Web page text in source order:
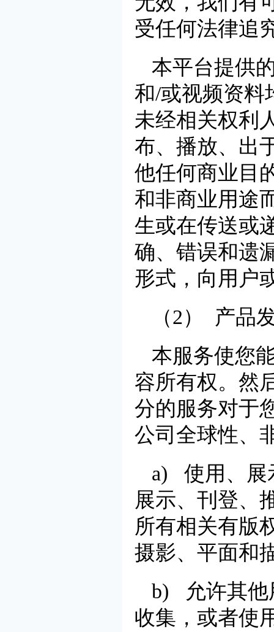
受任何法律追
本平台提供
和/或视频资料
未经相关权利
布、播放、出
他任何商业目
和非商业用途
生或在传送或
确、错误和遗
形式，向用户
（2） 产品
本服务使您
容所有权。然
分的服务对于
公司全球性、
a) 使用、展
展示、刊登、
所有相关有版
摄影、平面和
b) 允许其他
收集，或者使